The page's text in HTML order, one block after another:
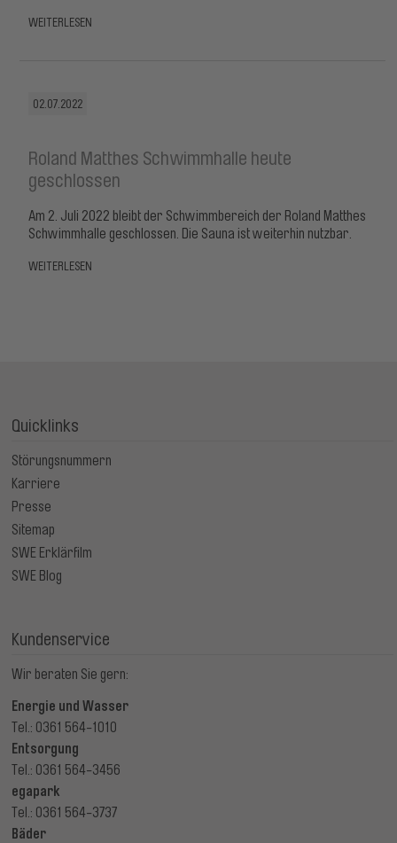
WEITERLESEN
02.07.2022
Roland Matthes Schwimmhalle heute
geschlossen
Am 2. Juli 2022 bleibt der Schwimmbereich der Roland Matthes
Schwimmhalle geschlossen. Die Sauna ist weiterhin nutzbar.
WEITERLESEN
Quicklinks
Störungsnummern
Karriere
Presse
Sitemap
SWE Erklärfilm
SWE Blog
Kundenservice
Wir beraten Sie gern:
Energie und Wasser
Tel.: 0361 564-1010
Entsorgung
Tel.: 0361 564-3456
egapark
Tel.: 0361 564-3737
Bäder